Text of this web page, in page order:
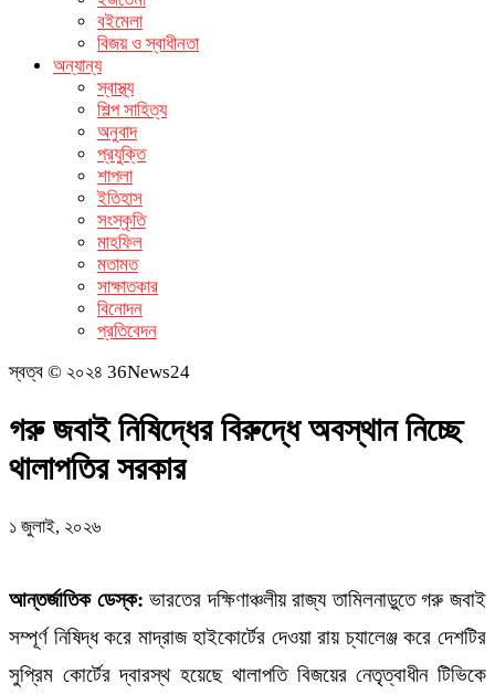
বইমেলা
বিজয় ও স্বাধীনতা
অন্যান্য
স্বাস্থ্য
শিল্প সাহিত্য
অনুবাদ
প্রযুক্তি
শাপলা
ইতিহাস
সংস্কৃতি
মাহফিল
মতামত
সাক্ষাতকার
বিনোদন
প্রতিবেদন
স্বত্ব © ২০২৪ 36News24
গরু জবাই নিষিদ্ধের বিরুদ্ধে অবস্থান নিচ্ছে
থালাপতির সরকার
১ জুলাই, ২০২৬
আন্তর্জাতিক ডেস্ক: ভারতের দক্ষিণাঞ্চলীয় রাজ্য তামিলনাড়ুতে গরু জবাই
সম্পূর্ণ নিষিদ্ধ করে মাদ্রাজ হাইকোর্টের দেওয়া রায় চ্যালেঞ্জ করে দেশটির
সুপ্রিম কোর্টের দ্বারস্থ হয়েছে থালাপতি বিজয়ের নেতৃত্বাধীন টিভিকে